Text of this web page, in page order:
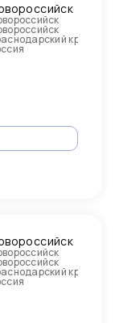
край,
край,